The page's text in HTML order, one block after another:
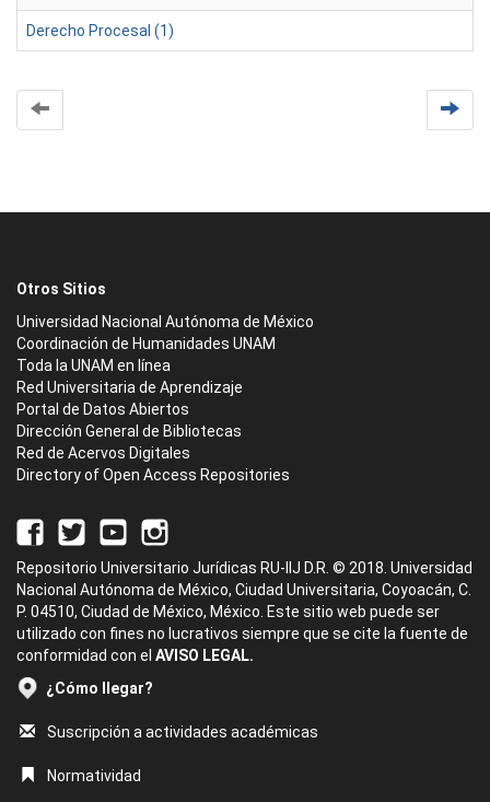
Derecho Procesal (1)
Otros Sitios
Universidad Nacional Autónoma de México
Coordinación de Humanidades UNAM
Toda la UNAM en línea
Red Universitaria de Aprendizaje
Portal de Datos Abiertos
Dirección General de Bibliotecas
Red de Acervos Digitales
Directory of Open Access Repositories
Repositorio Universitario Jurídicas RU-IIJ D.R. © 2018. Universidad
Nacional Autónoma de México, Ciudad Universitaria, Coyoacán, C.
P. 04510, Ciudad de México, México. Este sitio web puede ser
utilizado con fines no lucrativos siempre que se cite la fuente de
conformidad con el AVISO LEGAL.
¿Cómo llegar?
Suscripción a actividades académicas
Normatividad